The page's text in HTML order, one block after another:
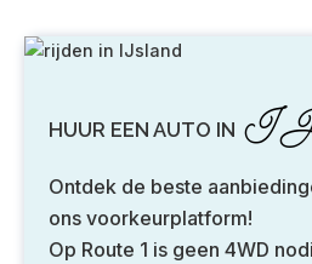
HUUR EEN AUTO IN
Ontdek de beste
ons voorkeurplatform!
Op Route 1 is geen 4WD